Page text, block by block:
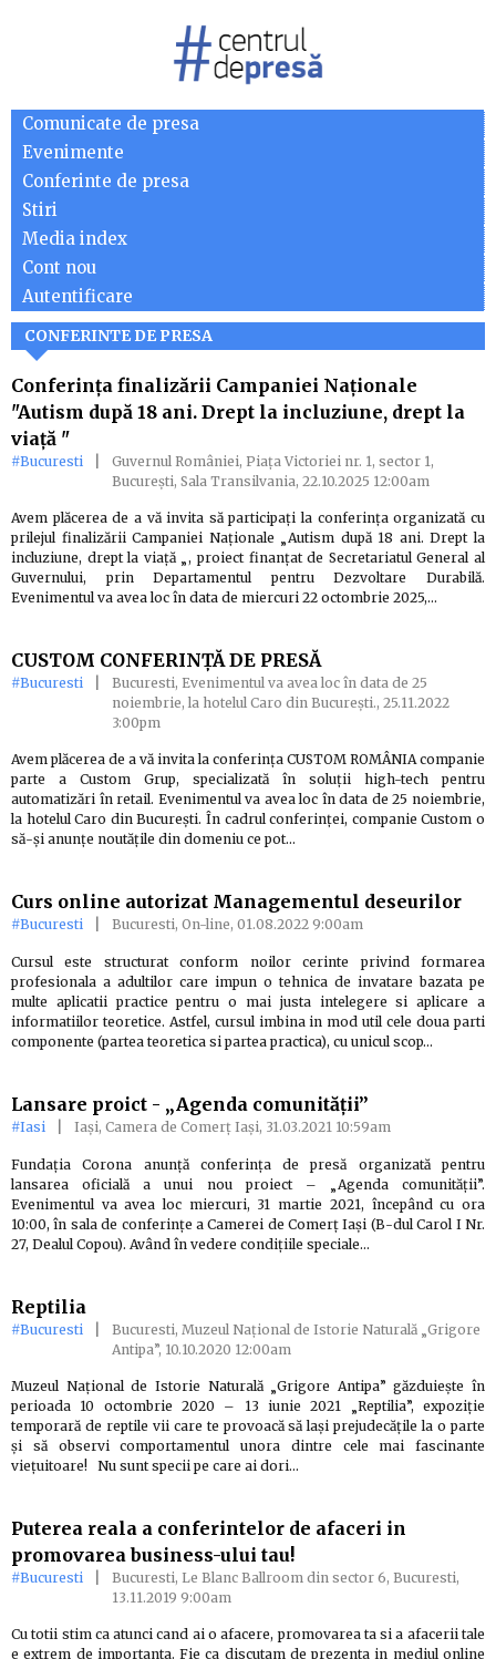
Comunicate de presa
Evenimente
Conferinte de presa
Stiri
Media index
Cont nou
Autentificare
CONFERINTE DE PRESA
Conferința finalizării Campaniei Naționale
"Autism după 18 ani. Drept la incluziune, drept la
viață "
#Bucuresti
Guvernul României, Piața Victoriei nr. 1, sector 1,
București, Sala Transilvania, 22.10.2025 12:00am
Avem plăcerea de a vă invita să participați la conferința organizată cu
prilejul finalizării Campaniei Naționale „Autism după 18 ani. Drept la
incluziune, drept la viață „, proiect finanțat de Secretariatul General al
Guvernului, prin Departamentul pentru Dezvoltare Durabilă.
Evenimentul va avea loc în data de miercuri 22 octombrie 2025,…
CUSTOM CONFERINȚĂ DE PRESĂ
#Bucuresti
Bucuresti, Evenimentul va avea loc în data de 25
noiembrie, la hotelul Caro din București., 25.11.2022
3:00pm
Avem plăcerea de a vă invita la conferința CUSTOM ROMÂNIA companie
parte a Custom Grup, specializată în soluții high-tech pentru
automatizări în retail. Evenimentul va avea loc în data de 25 noiembrie,
la hotelul Caro din București. În cadrul conferinței, companie Custom o
să-și anunțe noutățile din domeniu ce pot…
Curs online autorizat Managementul deseurilor
#Bucuresti Bucuresti, On-line, 01.08.2022 9:00am
Cursul este structurat conform noilor cerinte privind formarea
profesionala a adultilor care impun o tehnica de invatare bazata pe
multe aplicatii practice pentru o mai justa intelegere si aplicare a
informatiilor teoretice. Astfel, cursul imbina in mod util cele doua parti
componente (partea teoretica si partea practica), cu unicul scop…
Lansare proict - „Agenda comunității”
#Iasi Iași, Camera de Comerț Iași, 31.03.2021 10:59am
Fundaţia Corona anunță conferinţa de presă organizată pentru
lansarea oficială a unui nou proiect – „Agenda comunității”.
Evenimentul va avea loc miercuri, 31 martie 2021, începând cu ora
10:00, în sala de conferinţe a Camerei de Comerţ Iaşi (B-dul Carol I Nr.
27, Dealul Copou). Având în vedere condiţiile speciale…
Reptilia
#Bucuresti
Bucuresti, Muzeul Naţional de Istorie Naturală „Grigore
Antipa”, 10.10.2020 12:00am
Muzeul Naţional de Istorie Naturală „Grigore Antipa” găzduiește în
perioada 10 octombrie 2020 – 13 iunie 2021 „Reptilia”, expoziție
temporară de reptile vii care te provoacă să lași prejudecățile la o parte
și să observi comportamentul unora dintre cele mai fascinante
viețuitoare! Nu sunt specii pe care ai dori…
Puterea reala a conferintelor de afaceri in
promovarea business-ului tau!
#Bucuresti
Bucuresti, Le Blanc Ballroom din sector 6, Bucuresti,
13.11.2019 9:00am
Cu totii stim ca atunci cand ai o afacere, promovarea ta si a afacerii tale
e extrem de importanta. Fie ca discutam de prezenta in mediul online